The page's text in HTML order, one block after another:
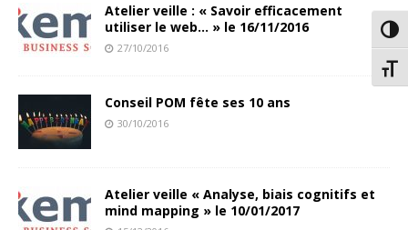
Atelier veille : « Savoir efficacement
utiliser le web… » le 16/11/2016
27/10/2016
Conseil POM fête ses 10 ans
30/10/2016
Atelier veille « Analyse, biais cognitifs et
mind mapping » le 10/01/2017